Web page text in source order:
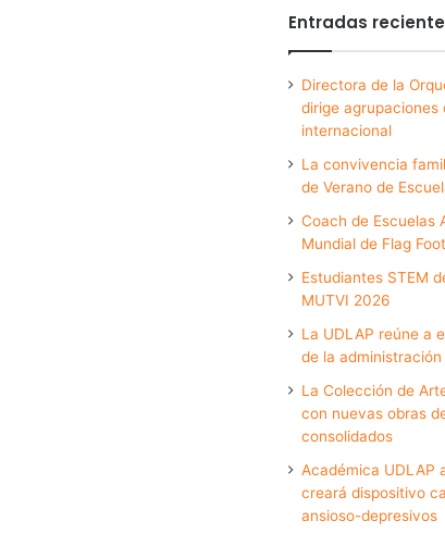
Entradas
Directora de la
dirige agrupaciones
internacional
La convivencia
de Verano de
Coach de Escuelas
Mundial de Flag
Estudiantes STEM
MUTVI 2026
La UDLAP reúne a
de la
La Colección de
con nuevas obras
consolidados
Académica UDLAP
creará dispositivo
ansioso-depresivos